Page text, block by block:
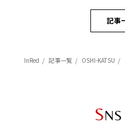
記事
InRed 記事一覧 OSHI-KATSU
S